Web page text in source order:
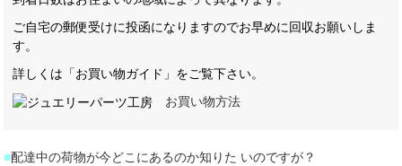
ご自宅の郵便受けに投函になりますのでお早めに回収お願いしま
す。
詳しくは「お買い物ガイド」をご覧下さい。
お買い物方法
■配達中の荷物が今どこにあるのか知りた いのですが？